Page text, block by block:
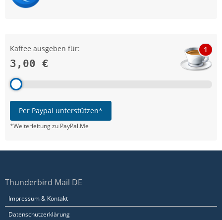
Kaffee ausgeben für:
3,00 €
1
Per Paypal unterstützen*
*Weiterleitung zu PayPal.Me
Thunderbird Mail DE
Impressum & Kontakt
Datenschutzerklärung